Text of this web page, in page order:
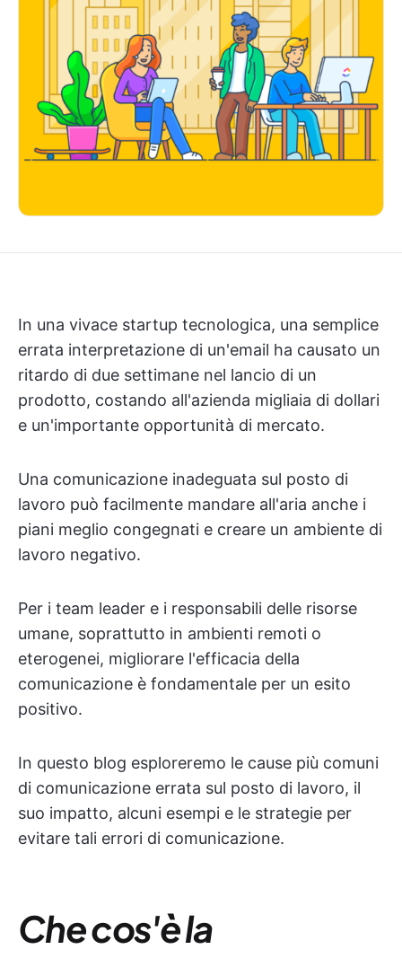
In una vivace startup tecnologica, una semplice
errata interpretazione di un'email ha causato un
ritardo di due settimane nel lancio di un
prodotto, costando all'azienda migliaia di dollari
e un'importante opportunità di mercato.
Una comunicazione inadeguata sul posto di
lavoro può facilmente mandare all'aria anche i
piani meglio congegnati e creare un ambiente di
lavoro negativo.
Per i team leader e i responsabili delle risorse
umane, soprattutto in ambienti remoti o
eterogenei, migliorare l'efficacia della
comunicazione è fondamentale per un esito
positivo.
In questo blog esploreremo le cause più comuni
di comunicazione errata sul posto di lavoro, il
suo impatto, alcuni esempi e le strategie per
evitare tali errori di comunicazione.
Che cos'è la